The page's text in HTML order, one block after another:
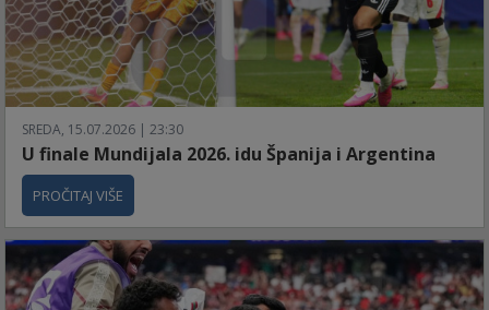
SREDA, 15.07.2026 | 23:30
U finale Mundijala 2026. idu Španija i Argentina
PROČITAJ VIŠE